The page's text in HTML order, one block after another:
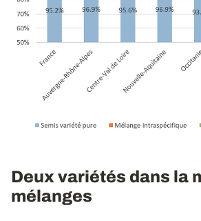
Deux variétés dans la
mélanges